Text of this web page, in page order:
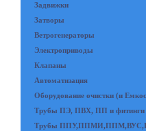
Задвижки
Затворы
Ветрогенераторы
Электроприводы
Клапаны
Автоматизация
Оборудование очистки (и
Трубы ПЭ, ПВХ, ПП и фитинги
Трубы